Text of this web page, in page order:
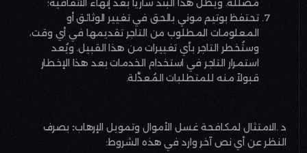
مُضلِّلة. ويظل هذا البند سارياً بعد إنهاء الاتفاقية؛
تحتفظ بوتيم موني بالحق في تغيير الوثائق أو
المعلومات المطلوب من التاجر تقديمها في أي وقت،
وستُخطر التاجر بأي تغييرات من هذا القبيل. ويُعد
استمرار التاجر في استخدام الخدمات بعد هذا الإخطار
قبولاً منه للمتطلبات المُعدَّلة.
د .الامتثال لمكافحة غسل الأموال وتمويل الإرهاب: بصرف
النظر عن أي نص آخر وارد في هذه الشروط: